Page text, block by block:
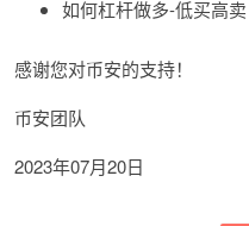
如何杠杆做多-低买高卖
感谢您对币安的支持！
币安团队
2023年07月20日